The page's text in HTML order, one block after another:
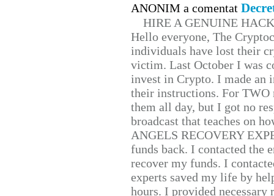
ANONIM a comentat
HIRE A GENUINE
Hello everyone, The
individuals have lost their
victim. Last October I was
invest in Crypto. I made
their instructions. For TWO
them all day, but I got no
broadcast that teaches on
ANGELS RECOVERY
funds back. I contacted the
recover my funds. I
experts saved my life by
hours. I provided